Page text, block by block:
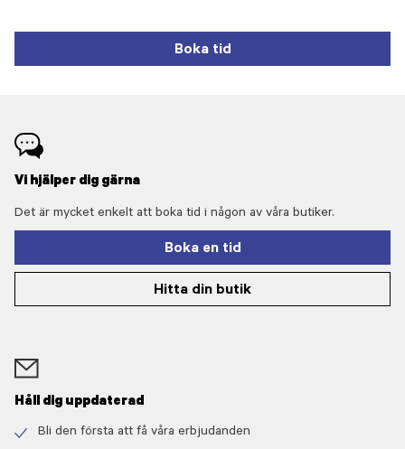
Boka tid
Vi hjälper dig gärna
Det är mycket enkelt att boka tid i någon av våra butiker.
Boka en tid
Hitta din butik
Håll dig uppdaterad
Bli den första att få våra erbjudanden